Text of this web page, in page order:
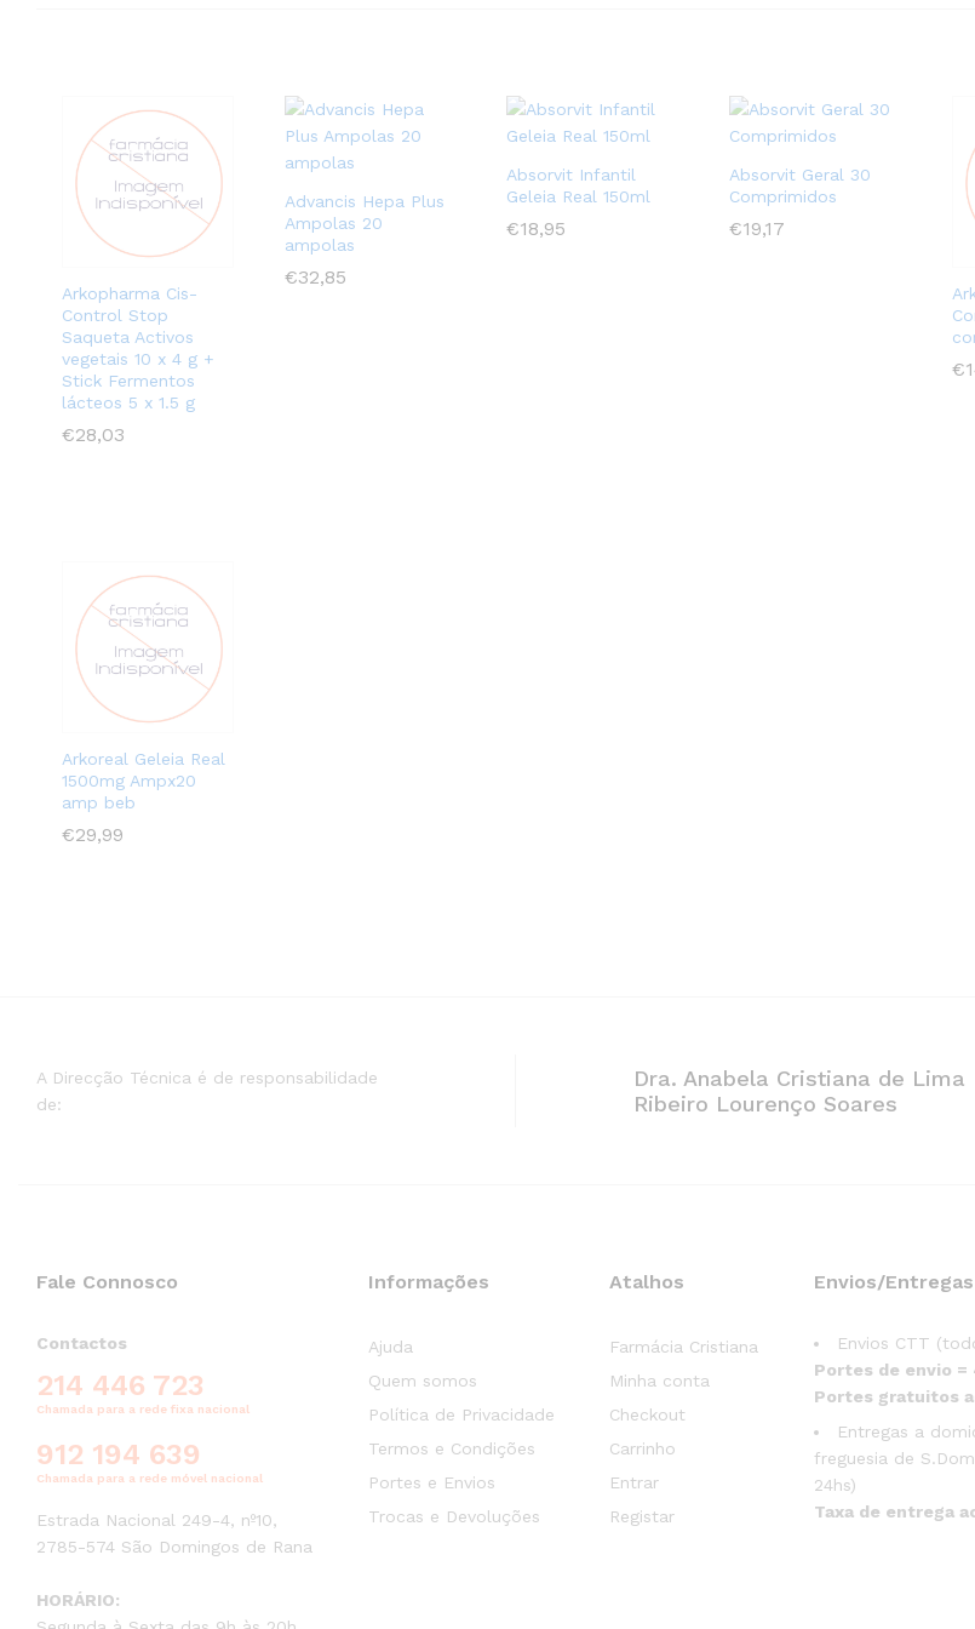
Arkopharma Cis-
Control Stop
Saqueta Activos
vegetais 10 x 4 g +
Stick Fermentos
lácteos 5 x 1.5 g
€28,03
€28,03
Advancis Hepa Plus
Ampolas 20
ampolas
€32,85
€32,85
Absorvit Infantil
Geleia Real 150ml
€18,95
€18,95
Absorvit Geral 30
Comprimidos
€19,17
€19,17
€
€
Arkoreal Geleia Real
1500mg Ampx20
amp beb
€29,99
€29,99
A Direcção Técnica é de responsabilidade
de:
Dra. Anabela Cristiana de Lima
Ribeiro Lourenço Soares
Fale Connosco
Contactos
214 446 723
Chamada para a rede fixa nacional
912 194 639
Chamada para a rede móvel nacional
Estrada Nacional 249-4, nº10,
2785-574 São Domingos de Rana
HORÁRIO:
Informações
Ajuda
Quem somos
Política de Privacidade
Termos e Condições
Portes e Envios
Trocas e Devoluções
Atalhos
Farmácia Cristiana
Minha conta
Checkout
Carrinho
Entrar
Registar
Envios/Entregas
Envios CTT
Portes de envio =
Portes gratuitos
Entregas a
freguesia de
24hs)
Taxa de entrega